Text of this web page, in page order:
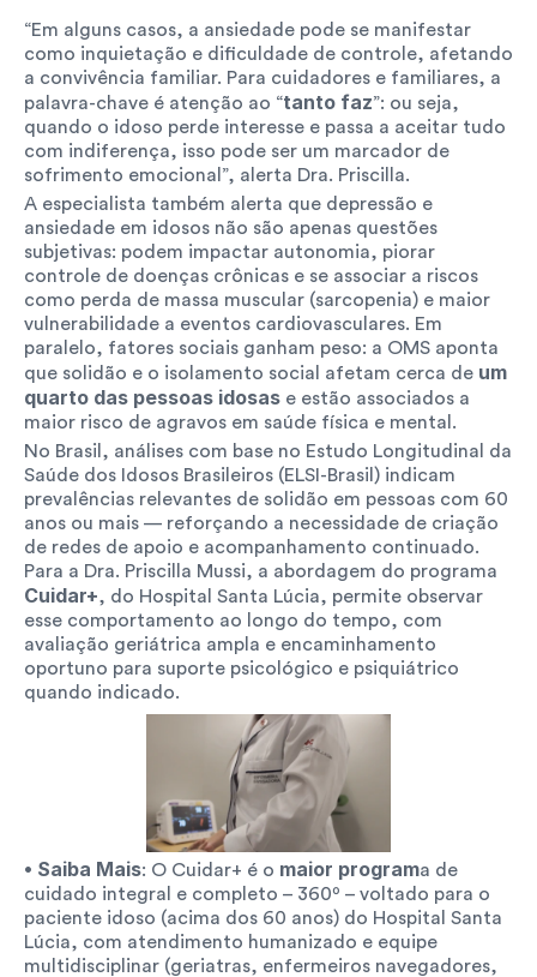
“Em alguns casos, a ansiedade pode se manifestar
como inquietação e dificuldade de controle, afetando
a convivência familiar. Para cuidadores e familiares, a
palavra-chave é atenção ao “tanto faz”: ou seja,
quando o idoso perde interesse e passa a aceitar tudo
com indiferença, isso pode ser um marcador de
sofrimento emocional”, alerta Dra. Priscilla.
A especialista também alerta que depressão e
ansiedade em idosos não são apenas questões
subjetivas: podem impactar autonomia, piorar
controle de doenças crônicas e se associar a riscos
como perda de massa muscular (sarcopenia) e maior
vulnerabilidade a eventos cardiovasculares. Em
paralelo, fatores sociais ganham peso: a OMS aponta
que solidão e o isolamento social afetam cerca de um
quarto das pessoas idosas e estão associados a
maior risco de agravos em saúde física e mental.
No Brasil, análises com base no Estudo Longitudinal da
Saúde dos Idosos Brasileiros (ELSI-Brasil) indicam
prevalências relevantes de solidão em pessoas com 60
anos ou mais — reforçando a necessidade de criação
de redes de apoio e acompanhamento continuado.
Cuidar+, do Hospital Santa Lúcia, permite observar
esse comportamento ao longo do tempo, com
avaliação geriátrica ampla e encaminhamento
oportuno para suporte psicológico e psiquiátrico
quando indicado.
• Saiba Mais: O Cuidar+ é o maior programa de
cuidado integral e completo – 360º – voltado para o
paciente idoso (acima dos 60 anos) do Hospital Santa
Lúcia, com atendimento humanizado e equipe
multidisciplinar (geriatras, enfermeiros navegadores,